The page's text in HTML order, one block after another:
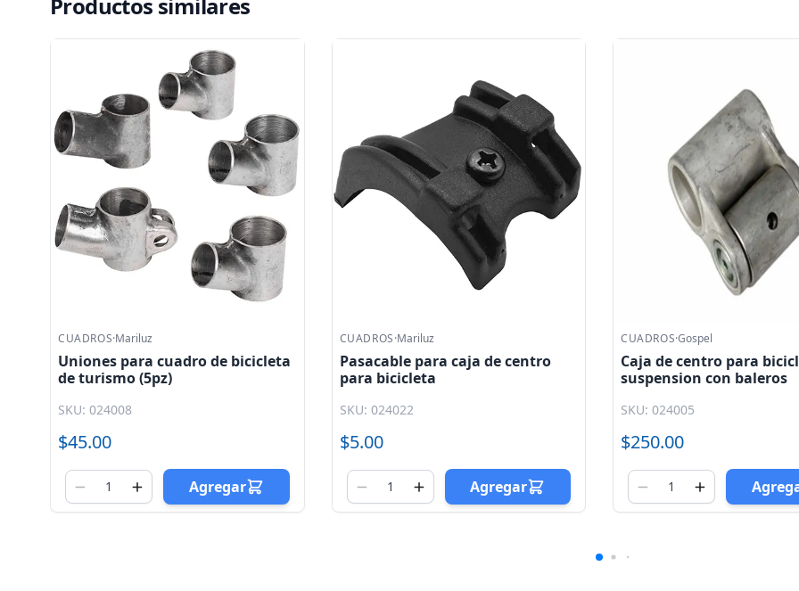
CUADROS·Mariluz
Pasacable para caja de centro
para bicicleta
SKU: 024022
$5.00
Agregar
CUADROS·Gospel
Caja de centro para bicicleta
suspension con baleros
SKU: 024005
$250.00
Agregar
CUADROS·Coloury
Tope de cable para
bicicleta
SKU: 024043
$5.00